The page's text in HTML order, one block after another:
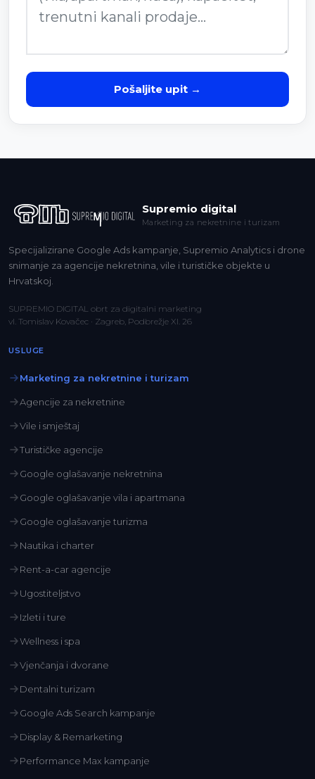
Pošaljite upit →
Supremio digital
Marketing za nekretnine i turizam
Specijalizirane Google Ads kampanje, Supremio Analytics i drone
snimanje za agencije nekretnina, vile i turističke objekte u
Hrvatskoj.
SUPREMIO DIGITAL obrt za digitalni marketing
vl. Tomislav Kovačec · Zagreb, Podbrežje XI. 26
USLUGE
Marketing za nekretnine i turizam
Agencije za nekretnine
Vile i smještaj
Turističke agencije
Google oglašavanje nekretnina
Google oglašavanje vila i apartmana
Google oglašavanje turizma
Nautika i charter
Rent-a-car agencije
Ugostiteljstvo
Izleti i ture
Wellness i spa
Vjenčanja i dvorane
Dentalni turizam
Google Ads Search kampanje
Display & Remarketing
Performance Max kampanje